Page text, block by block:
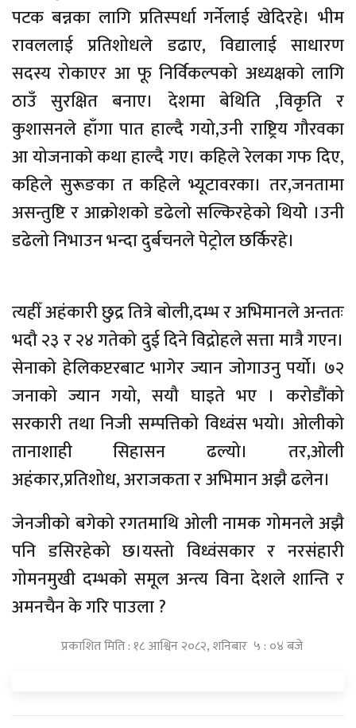
पटक बन्नका लागि प्रतिस्पर्धा गर्नेलाई खेदिरहे। भीम
रावललाई प्रतिशोधले डढाए, विद्यालाई साधारण
सदस्य रोकाएर आ फू निर्विकल्पको अध्यक्षको लागि
ठाउँ सुरक्षित बनाए। देशमा बेथिति ,विकृति र
कुशासनले हाँगा पात हाल्दै गयो,उनी राष्ट्रिय गौरवका
आ योजनाको कथा हाल्दै गए। कहिले रेलका गफ दिए,
कहिले सुरूङका त कहिले भ्यूटावरका। तर,जनतामा
असन्तुष्टि र आक्रोशको डढेलो सल्किरहेको थियोे ।उनी
डढेलो निभाउन भन्दा दुर्बचनले पेट्रोल छर्किरहे।
त्यहीँ अहंकारी छुद्र तित्रे बोली,दम्भ र अभिमानले अन्ततः
भदौ २३ र २४ गतेको दुई दिने विद्रोहले सत्ता मात्रै गएन।
सेनाको हेलिकप्टरबाट भागेर ज्यान जोगाउनु पर्यो। ७२
जनाको ज्यान गयो, सयौ घाइते भए । करोडौंको
सरकारी तथा निजी सम्पत्तिको विध्वंस भयो। ओलीको
तानाशाही सिहासन ढल्यो। तर,ओली
अहंकार,प्रतिशोध, अराजकता र अभिमान अझै ढलेन।
जेनजीको बगेको रगतमाथि ओली नामक गोमनले अझै
पनि डसिरहेको छ।यस्तो विध्वंसकार र नरसंहारी
गोमनमुखी दम्भको समूल अन्त्य विना देशले शान्ति र
अमनचैन के गरि पाउला ?
प्रकाशित मिति : १८ आश्विन २०८२, शनिबार ५ : ०४ बजे